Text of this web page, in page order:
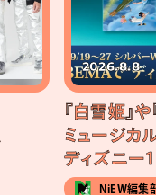
2026.8.8
『白雪姫』
ミュージカル
ディズニー
NiEW編集